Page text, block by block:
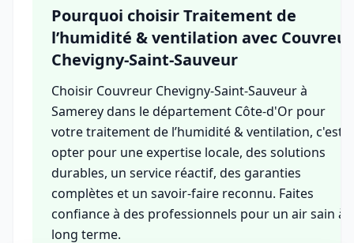
Pourquoi choisir Traitement de
l’humidité & ventilation avec Couvreur
Chevigny-Saint-Sauveur
Choisir Couvreur Chevigny-Saint-Sauveur à
Samerey dans le département Côte-d'Or pour
votre traitement de l’humidité & ventilation, c'est
opter pour une expertise locale, des solutions
durables, un service réactif, des garanties
complètes et un savoir-faire reconnu. Faites
confiance à des professionnels pour un air sain à
long terme.